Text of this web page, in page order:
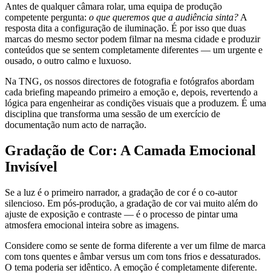
Antes de qualquer câmara rolar, uma equipa de produção
competente pergunta: o que queremos que a audiência sinta? A
resposta dita a configuração de iluminação. É por isso que duas
marcas do mesmo sector podem filmar na mesma cidade e produzir
conteúdos que se sentem completamente diferentes — um urgente e
ousado, o outro calmo e luxuoso.
Na TNG, os nossos directores de fotografia e fotógrafos abordam
cada briefing mapeando primeiro a emoção e, depois, revertendo a
lógica para engenheirar as condições visuais que a produzem. É uma
disciplina que transforma uma sessão de um exercício de
documentação num acto de narração.
Gradação de Cor: A Camada Emocional
Invisível
Se a luz é o primeiro narrador, a gradação de cor é o co-autor
silencioso. Em pós-produção, a gradação de cor vai muito além do
ajuste de exposição e contraste — é o processo de pintar uma
atmosfera emocional inteira sobre as imagens.
Considere como se sente de forma diferente a ver um filme de marca
com tons quentes e âmbar versus um com tons frios e dessaturados.
O tema poderia ser idêntico. A emoção é completamente diferente.